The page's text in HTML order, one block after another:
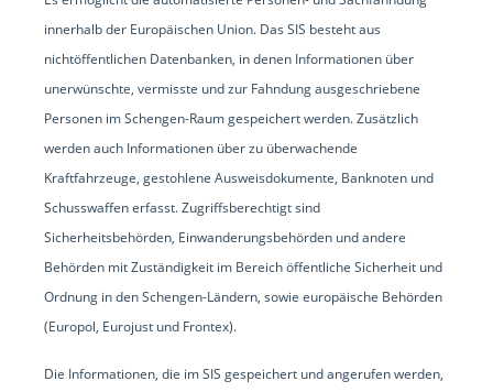
innerhalb der Europäischen Union. Das SIS besteht aus
nichtöffentlichen Datenbanken, in denen Informationen über
unerwünschte, vermisste und zur Fahndung ausgeschriebene
Personen im Schengen-Raum gespeichert werden. Zusätzlich
werden auch Informationen über zu überwachende
Kraftfahrzeuge, gestohlene Ausweisdokumente, Banknoten und
Schusswaffen erfasst. Zugriffsberechtigt sind
Sicherheitsbehörden, Einwanderungsbehörden und andere
Behörden mit Zuständigkeit im Bereich öffentliche Sicherheit und
Ordnung in den Schengen-Ländern, sowie europäische Behörden
(Europol, Eurojust und Frontex).
Die Informationen, die im SIS gespeichert und angerufen werden,